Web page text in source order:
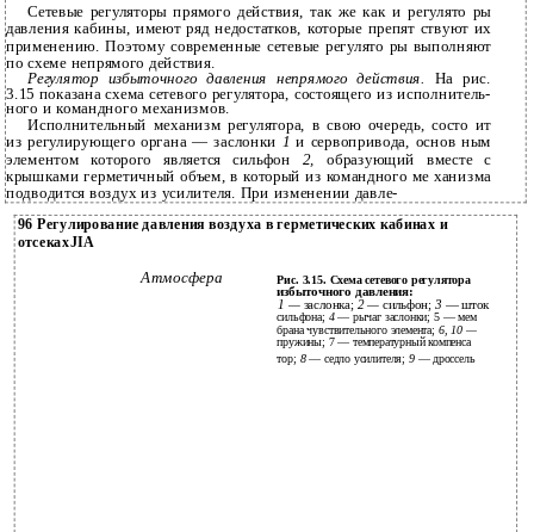
Сетевые регуляторы прямого действия, так же как и регулято­ ры
давления кабины, имеют ряд недостатков, которые препят­ ствуют их
применению. Поэтому современные сетевые регулято­ ры выполняют
по схеме непрямого действия.
Регулятор избыточного давления непрямого действия. На рис.
3.15 показана схема сетевого регулятора, состоящего из исполнитель­
ного и командного механизмов.
Исполнительный механизм регулятора, в свою очередь, состо­ ит
из регулирующего органа — заслонки 1и сервопривода, основ­ ным
элементом которого является сильфон 2,образующий вместе с
крышками герметичный объем, в который из командного ме­ ханизма
подводится воздух из усилителя. При изменении давле-
96 Регулирование давления воздуха в герметических кабинах и
отсекахJIA
Атмосфера Рис. 3.15. Схема сетевого регулятора
избыточного давления:
1 — заслонка; 2 — сильфон; 3 — шток
сильфона; 4— рычаг заслонки; 5 — мем­
брана чувствительного элемента; 6, 10 —
пружины; 7 — температурный компенса­
тор; 8— седло усилителя; 9 — дроссель